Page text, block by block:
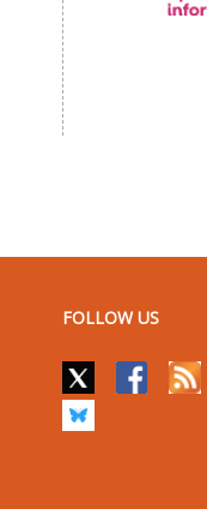
FOLLOW US